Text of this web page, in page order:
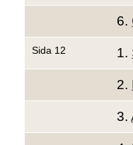
6.
Sida 12 1.
2.
3.